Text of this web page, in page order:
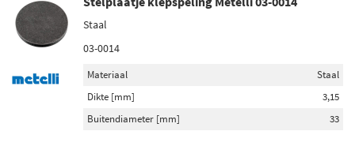
Staal
03-0014
Materiaal
Staal
Dikte [mm]
3,15
Buitendiameter [mm]
33